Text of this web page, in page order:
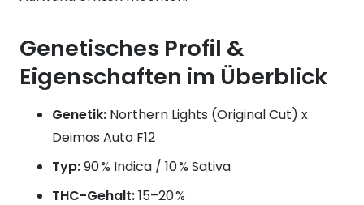
Genetisches Profil &
Eigenschaften im Überblick
Genetik: Northern Lights (Original Cut) x
Deimos Auto F12
Typ:90 % Indica / 10 % Sativa
THC-Gehalt:15–20 %